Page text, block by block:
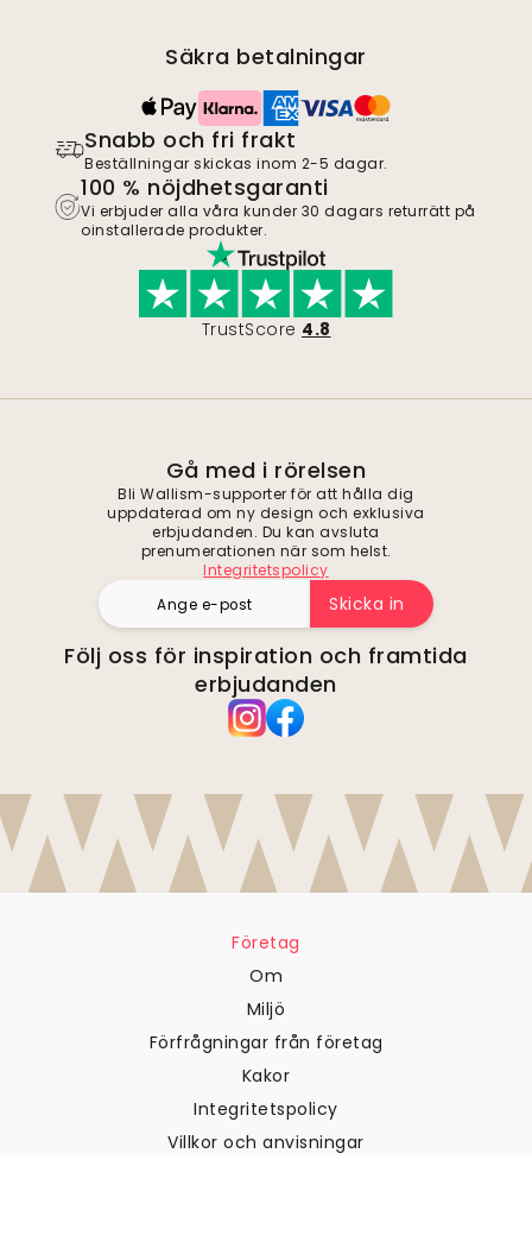
Säkra betalningar
Snabb och fri frakt
Beställningar skickas inom 2-5 dagar.
100 % nöjdhetsgaranti
Vi erbjuder alla våra kunder 30 dagars returrätt på
oinstallerade produkter.
TrustScore 4.8
Gå med i rörelsen
Bli Wallism-supporter för att hålla dig
uppdaterad om ny design och exklusiva
erbjudanden. Du kan avsluta
prenumerationen när som helst.
Integritetspolicy
Skicka in
Följ oss för inspiration och framtida
erbjudanden
Företag
Om
Miljö
Förfrågningar från företag
Kakor
Integritetspolicy
Villkor och anvisningar